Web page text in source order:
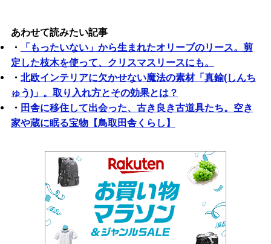
あわせて読みたい記事
・
「もったいない」から生まれたオリーブのリース。剪
定した枝木を使って、クリスマスリースにも。
・ 北欧インテリアに欠かせない魔法の素材「真鍮(しんち
ゅう)」。取り入れ方とその効果とは？
・ 田舎に移住して出会った、古き良き古道具たち。空き
家や蔵に眠る宝物【鳥取田舎くらし】